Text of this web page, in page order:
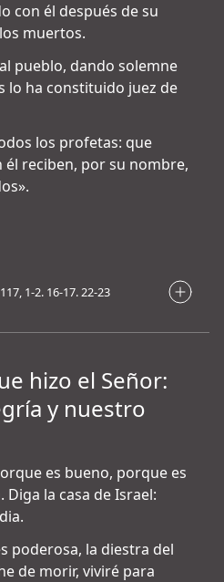
con él después de su
muertos.
pueblo, dando solemne
lo ha constituido juez de
los profetas: que
reciben, por su nombre,
1-2. 16-17. 22-23
hizo el Señor:
y nuestro
es bueno, porque es
la casa de Israel:
poderosa, la diestra del
de morir, viviré para